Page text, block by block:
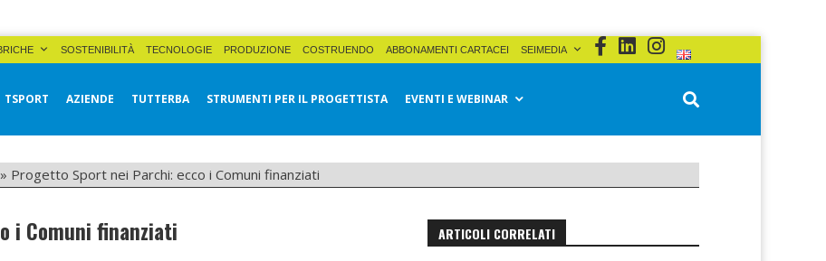
SOSTENIBILITÀ TECNOLOGIE PRODUZIONE COSTRUENDO ABBONAMENTI CARTACEI SEIMEDIA
TSPORT AZIENDE TUTTERBA STRUMENTI PER IL PROGETTISTA EVENTI E WEBINAR
» Progetto Sport nei Parchi: ecco i Comuni finanziati
i Comuni finanziati ARTICOLI CORRELATI